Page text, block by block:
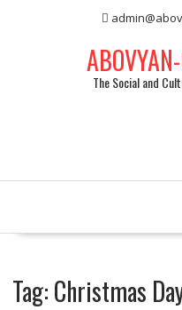
The Social and
Tag:Christmas